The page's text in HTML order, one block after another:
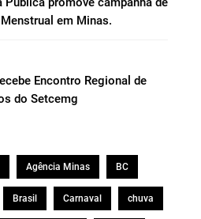
em Minas.
Encontro Regional de
do Setcemg
Agência Minas BC
Brasil Carnaval chuva